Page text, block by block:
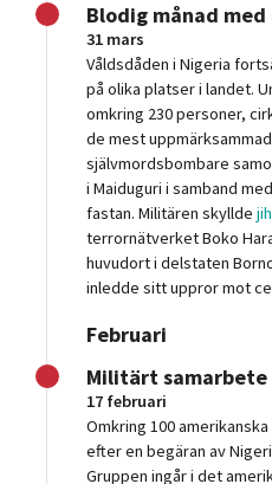
Blodig månad
31 mars
Våldsdåden i Nigeria
på olika platser i landet.
omkring 230 personer,
de mest
självmordsbombare
i Maiduguri i samband
fastan. Militären skyllde
terrornätverket Boko
huvudort i delstaten
inledde sitt uppror mot
Februari
Militärt samarbete
17 februari
Omkring 100
efter en begäran av
Gruppen ingår i det